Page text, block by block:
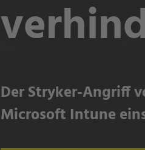
Der Stryker-Angriff
Microsoft Intune